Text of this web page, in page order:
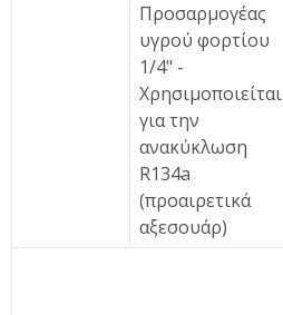
Προσαρμογέας
υγρού φορτίου
1/4" -
Χρησιμοποιείται
για την
ανακύκλωση
R134a
(προαιρετικά
αξεσουάρ)